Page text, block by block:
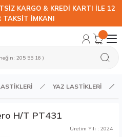
KARGO & KREDİ KARTI İLE 12
TAKSİT İMKANI
YAZ LASTİKLERİ
H/T PT431
Üretim Yılı : 2024